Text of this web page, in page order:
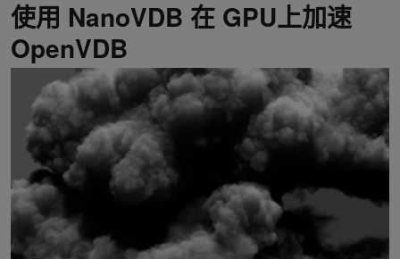
使用 NanoVDB 在 GPU上加速
OpenVDB